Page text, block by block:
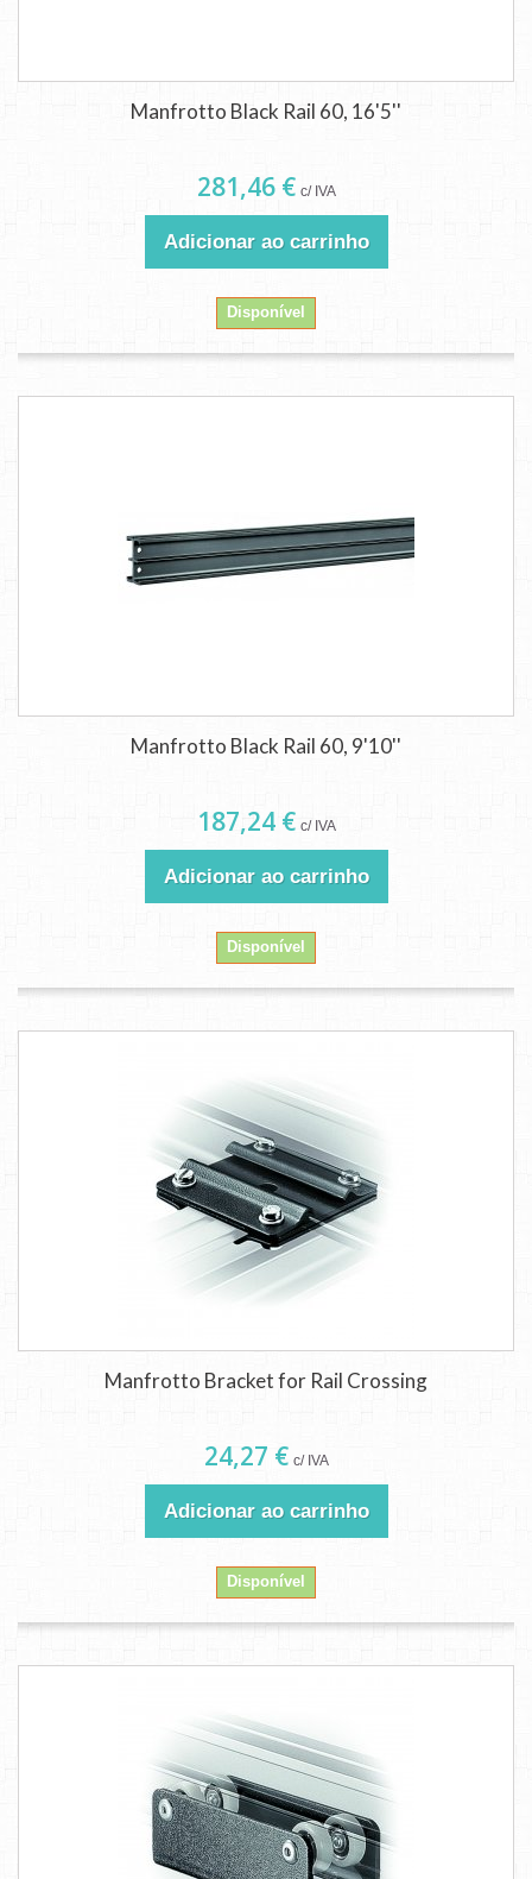
Manfrotto Black Rail 60, 16'5''
281,46 € c/ IVA
Adicionar ao carrinho
Disponível
Manfrotto Black Rail 60, 9'10''
187,24 € c/ IVA
Adicionar ao carrinho
Disponível
Manfrotto Bracket for Rail Crossing
24,27 € c/ IVA
Adicionar ao carrinho
Disponível